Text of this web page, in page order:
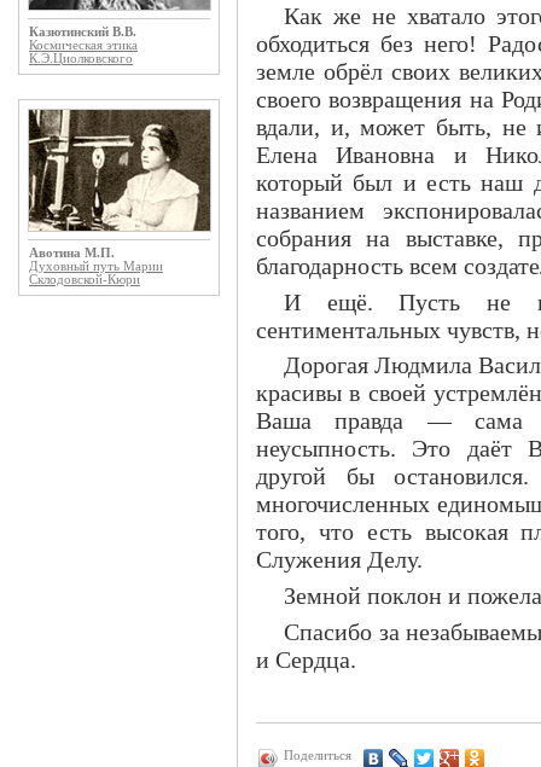
Казютинский В.В.
Космическая этика
К.Э.Циолковского
Авотина М.П.
Духовный путь Марии
Склодовской-Кюри
Как же не хватало
обходиться без него!
земле обрёл своих
своего возвращения на
вдали, и, может быть, не
Елена Ивановна и
который был и есть наш
названием
собрания на выставке,
благодарность всем
И ещё. Пусть не
сентиментальных чувств,
Дорогая Людмила
красивы в своей
Ваша правда — сама
неусыпность. Это даёт
другой бы
многочисленных
того, что есть высокая
Служения Делу.
Земной поклон и
Спасибо за
и Сердца.
Поделиться